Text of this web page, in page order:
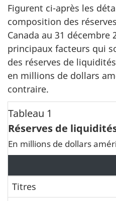
Figurent ci-après les
composition des
Canada au 31 décembre
principaux facteurs qui
des réserves de
en millions de dollars
contraire.
Tableau 1
Réserves de
En millions de dollars
Titres